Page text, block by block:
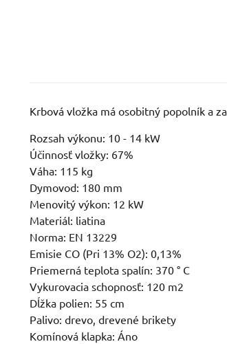
Krbová vložka má osobitný popolník a
Rozsah výkonu: 10 - 14 kW
Účinnosť vložky: 67%
Váha: 115 kg
Dymovod: 180 mm
Menovitý výkon: 12 kW
Materiál: liatina
Norma: EN 13229
Emisie CO (Pri 13% O2): 0,13%
Priemerná teplota spalín: 370 ° C
Vykurovacia schopnosť: 120 m2
Dĺžka polien: 55 cm
Palivo: drevo, drevené brikety
Komínová klapka: Áno